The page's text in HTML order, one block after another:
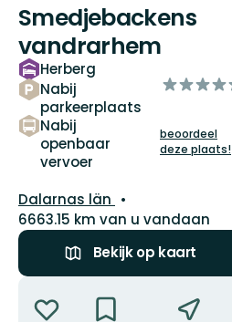
Smedjebackens
vandrarhem
Herberg
Nabij
parkeerplaats
Nabij
openbaar
vervoer
van
beoordeel
deze plaats!
Regio:
Dalarnas län
6663.15 km van u vandaan
Bekijk op kaart